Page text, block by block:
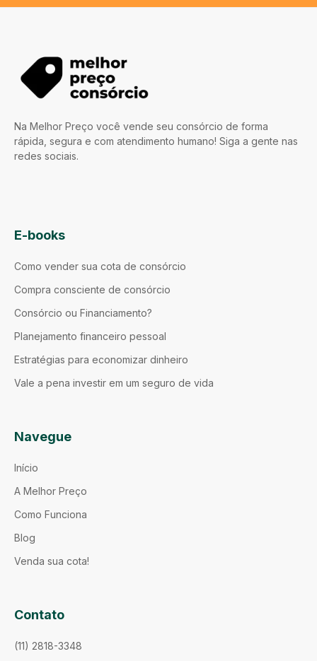
Na Melhor Preço você vende seu consórcio de forma
rápida, segura e com atendimento humano! Siga a gente nas
redes sociais.
E-books
Como vender sua cota de consórcio
Compra consciente de consórcio
Consórcio ou Financiamento?
Planejamento financeiro pessoal
Estratégias para economizar dinheiro
Vale a pena investir em um seguro de vida
Navegue
Início
A Melhor Preço
Como Funciona
Blog
Venda sua cota!
Contato
(11) 2818-3348